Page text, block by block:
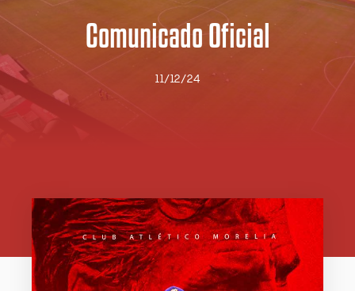
Comunicado Oficial
11/12/24